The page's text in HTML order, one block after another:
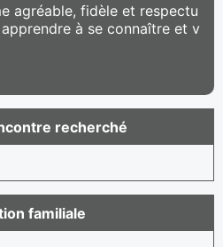
agréable, fidèle et respectu
à se connaître et v
recherché
familiale